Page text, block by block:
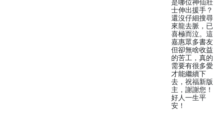
是哪位神仙壯
士伸出援手？
還沒仔細搜尋
來龍去脈，已
喜極而泣。這
嘉惠眾多書友
但卻無啥收益
的苦工，真的
需要有很多愛
才能繼續下
去，祝福新版
主，謝謝您！
好人一生平
安！